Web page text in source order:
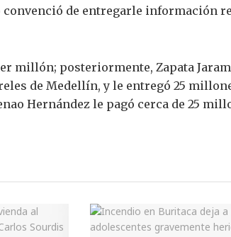
de entregarle información
millón; posteriormente, Zapata
de Medellín, y le entregó 25
Hernández le pagó cerca de 25